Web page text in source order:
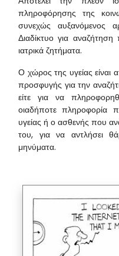
πληροφόρησης της
συνεχώς αυξανόμενος
Διαδίκτυο για
ιατρικά ζητήματα.
Ο χώρος της υγείας είναι
προσφυγής για την
είτε για να
οιαδήποτε πληροφορία
υγείας ή ο ασθενής που
του, για να αντλήσει
μηνύματα.